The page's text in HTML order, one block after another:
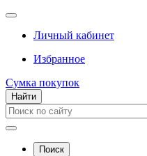
Личный кабинет
Избранное
Сумка покупок
Найти
Поиск